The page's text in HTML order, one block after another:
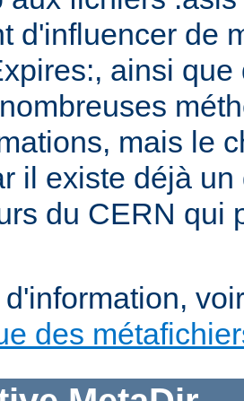
d'influencer de
ainsi
mais le
il existe déjà
du CERN qui
des